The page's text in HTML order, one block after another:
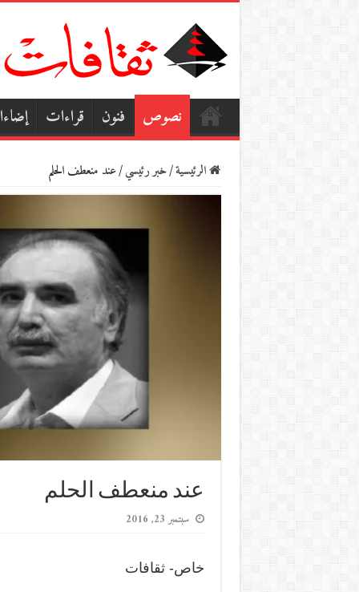
نصوص فنون قراءات
الرئيسية/خبر رئيسي/عند منعطف الحلم
عند منعطف الحلم
سبتمبر 23, 2016
خاص- ثقافات